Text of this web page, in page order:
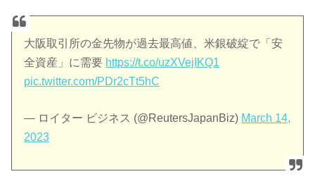
大阪取引所の金先物が過去最高値、米銀破綻で「安
全資産」に需要 https://t.co/uzXVejIKQ1
pic.twitter.com/PDr2cTt5hC
— ロイター ビジネス (@ReutersJapanBiz) March 14,
2023